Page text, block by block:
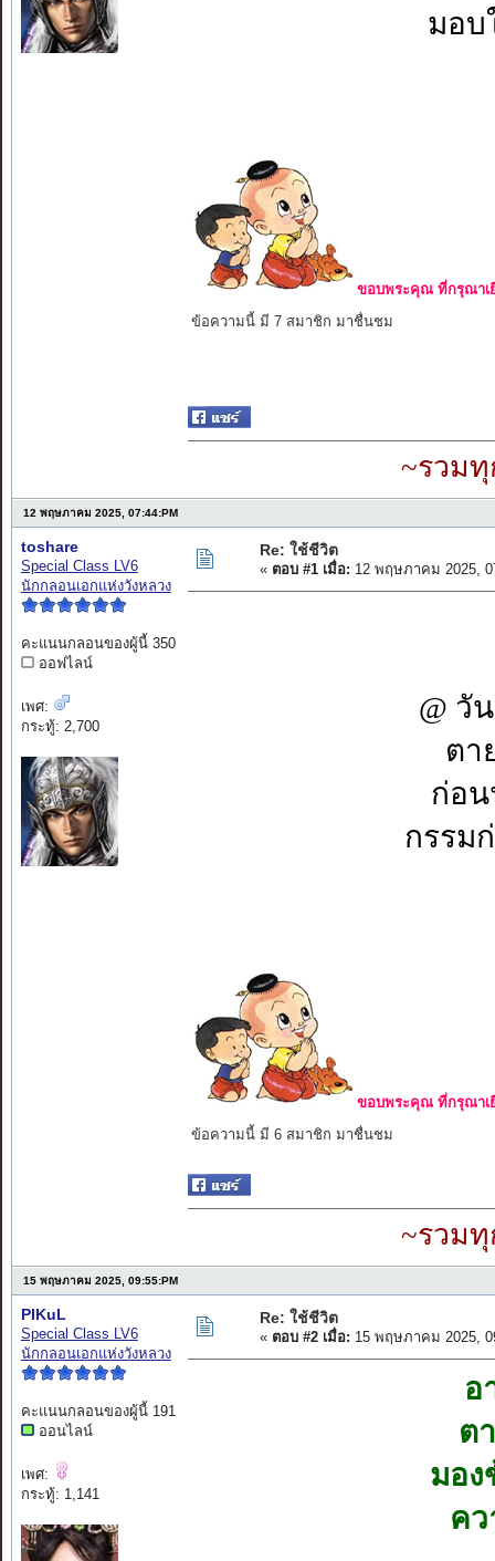
มอบ
ขอบพระคุณ ที่กรุณาเ
ข้อความนี้ มี 7 สมาชิก มาชื่นชม
~รวมทุ
12 พฤษภาคม 2025, 07:44:PM
toshare
Special Class LV6
นักกลอนเอกแห่งวังหลวง
คะแนนกลอนของผู้นี้ 350
ออฟไลน์
เพศ:
กระทู้: 2,700
Re: ใช้ชีวิต
« ตอบ #1 เมื่อ: 12 พฤษภาคม 2025,
@ วั
ตา
ก่อน
กรรม
ขอบพระคุณ ที่กรุณาเ
ข้อความนี้ มี 6 สมาชิก มาชื่นชม
~รวมทุ
15 พฤษภาคม 2025, 09:55:PM
PIKuL
Special Class LV6
นักกลอนเอกแห่งวังหลวง
คะแนนกลอนของผู้นี้ 191
ออนไลน์
เพศ:
กระทู้: 1,141
Re: ใช้ชีวิต
« ตอบ #2 เมื่อ: 15 พฤษภาคม 2025,
อ
ต
มอง
คว